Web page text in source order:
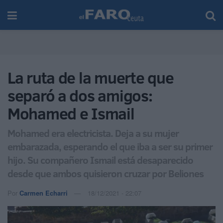
La ruta de la muerte que
separó a dos amigos:
Mohamed e Ismail
Mohamed era electricista. Deja a su mujer
embarazada, esperando el que iba a ser su primer
hijo. Su compañero Ismail está desaparecido
desde que ambos quisieron cruzar por Beliones
Por Carmen Echarri 18/12/2021 - 22:07